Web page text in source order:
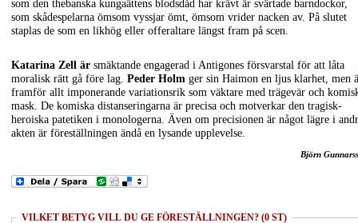
som den thebanska kungaättens blodsdåd har krävt är svärtade barndockor,
som skådespelarna ömsom vyssjar ömt, ömsom vrider nacken av. På slutet
staplas de som en likhög eller offeraltare längst fram på scen.
Katarina Zell är smäktande engagerad i Antigones försvarstal för att låta
moralisk rätt gå före lag. Peder Holm ger sin Haimon en ljus klarhet, men
framför allt imponerande variationsrik som väktare med trägevär och
mask. De komiska distanseringarna är precisa och motverkar den tragisk-
heroiska patetiken i monologerna. Även om precisionen är något lägre i
akten är föreställningen ändå en lysande upplevelse.
Björn
VILKET BETYG VILL DU GE FÖRESTÄLLNINGEN? (0 ST)